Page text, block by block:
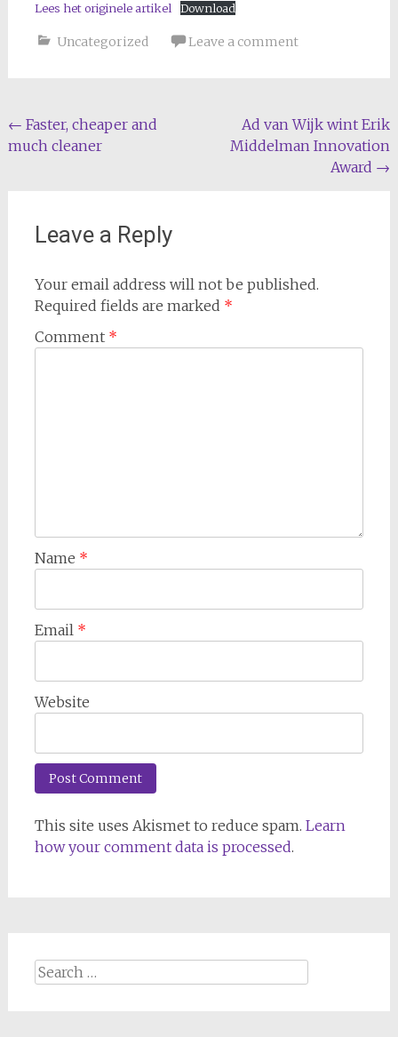
Lees het originele artikel Download
Uncategorized Leave a comment
Post
navigation
← Faster, cheaper and
much cleaner
Ad van Wijk wint Erik
Middelman Innovation
Award →
Leave a Reply
Your email address will not be published.
Required fields are marked *
Comment *
Name *
Email *
Website
This site uses Akismet to reduce spam. Learn
how your comment data is processed.
Search
for: